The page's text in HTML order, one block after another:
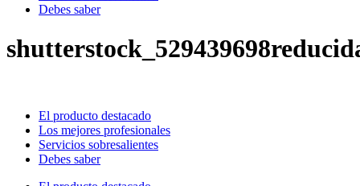
Debes saber
El producto destacado
Los mejores profesionales
Servicios sobresalientes
Debes saber